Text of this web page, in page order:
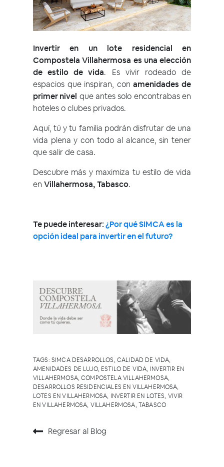
Invertir en un lote residencial en
Compostela Villahermosa es una elección
de estilo de vida. Es vivir rodeado de
espacios que inspiran, conamenidades de
primer nivel que antes solo encontrabas en
hoteles o clubes privados.
Aquí, tú y tu familia podrán disfrutar de una
vida plena y con todo al alcance, sin tener
que salir de casa.
Descubre más y maximiza tu estilo de vida
en Villahermosa,Tabasco.
Te puede interesar:¿Por qué SIMCA es la
opción ideal para invertir en el futuro?
TAGS: SIMCA DESARROLLOS, CALIDAD DE VIDA,
AMENIDADES DE LUJO, ESTILO DE VIDA, INVERTIR EN
VILLAHERMOSA,COMPOSTELA VILLAHERMOSA,
DESARROLLOS RESIDENCIALES EN VILLAHERMOSA,
LOTES EN VILLAHERMOSA, INVERTIR EN LOTES, VIVIR
EN VILLAHERMOSA, VILLAHERMOSA, TABASCO
Regresar al Blog